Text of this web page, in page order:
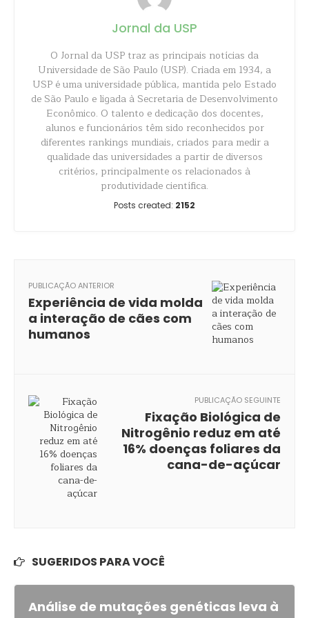
Jornal da USP
O Jornal da USP traz as principais notícias da
Universidade de São Paulo (USP). Criada em 1934, a
USP é uma universidade pública, mantida pelo Estado
de São Paulo e ligada à Secretaria de Desenvolvimento
Econômico. O talento e dedicação dos docentes,
alunos e funcionários têm sido reconhecidos por
diferentes rankings mundiais, criados para medir a
qualidade das universidades a partir de diversos
critérios, principalmente os relacionados à
produtividade científica.
Posts created: 2152
PUBLICAÇÃO ANTERIOR
Experiência de vida molda
a interação de cães com
humanos
PUBLICAÇÃO SEGUINTE
Fixação Biológica de
Nitrogênio reduz em até
16% doenças foliares da
cana-de-açúcar
SUGERIDOS PARA VOCÊ
Análise de mutações genéticas leva à